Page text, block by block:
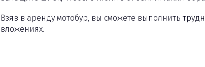
Взяв в аренду мотобур, вы сможете выполнить
вложениях.